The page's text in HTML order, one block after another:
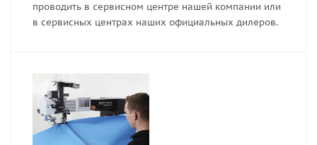
проводить в сервисном центре нашей компании или
в сервисных центрах наших официальных дилеров.